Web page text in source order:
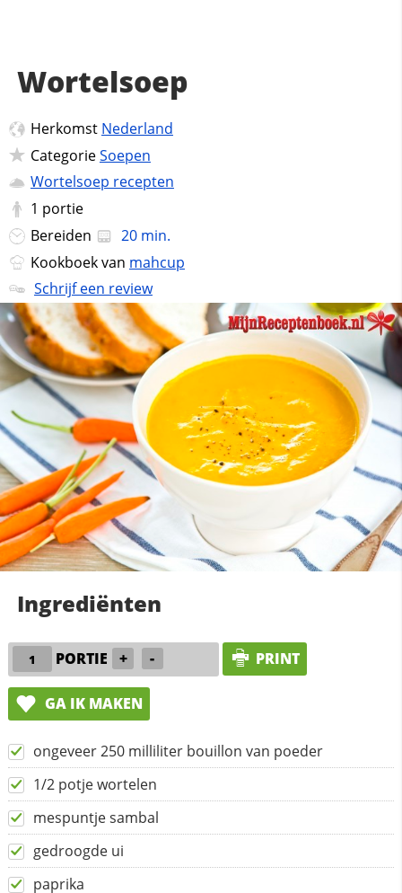
Wortelsoep
Herkomst Nederland
CategorieSoepen
Wortelsoep recepten
1 portie
Bereiden
20 min.
Kookboek van mahcup
Schrijf een review
Ingrediënten
PORTIE + - PRINT
GA IK MAKEN
ongeveer 250 milliliter bouillon van poeder
1/2 potje wortelen
mespuntje sambal
gedroogde ui
paprika